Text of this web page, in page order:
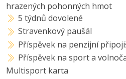
hrazených pohonných hmot
5 týdnů dovolené
Stravenkový paušál
Příspěvek na penzijní
Příspěvek na sport a
Multisport karta